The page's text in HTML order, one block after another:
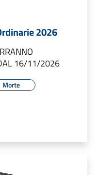
2026
16/11/2026
Morte